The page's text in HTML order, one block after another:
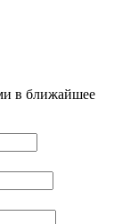
в ближайшее